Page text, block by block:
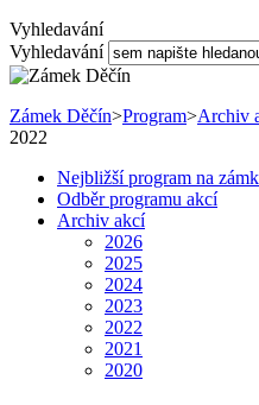
Vyhledavání
Vyhledavání
Zámek Děčín>Program>Archiv
2022
Nejbližší program na
Odběr programu akcí
Archiv akcí
2026
2025
2024
2023
2022
2021
2020